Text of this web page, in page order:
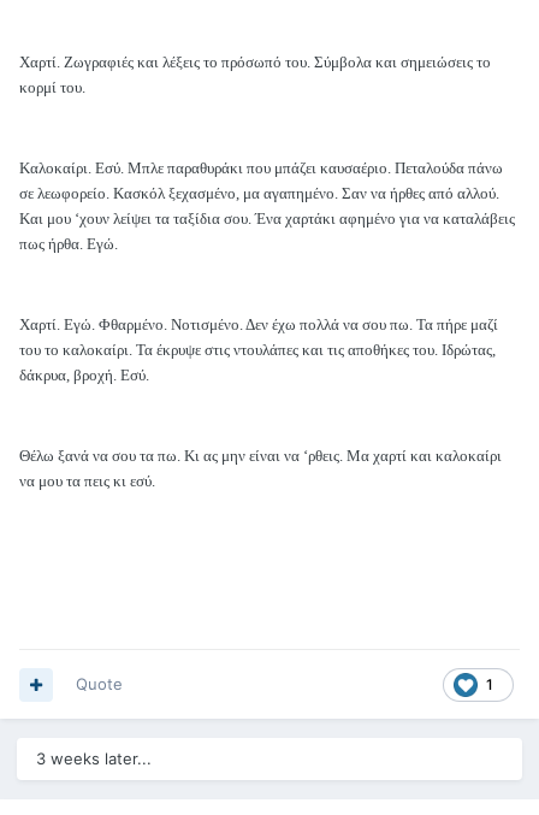
Χαρτί. Ζωγραφιές και λέξεις το πρόσωπό του. Σύμβολα και σημειώσεις το
κορμί του.
Καλοκαίρι. Εσύ. Μπλε παραθυράκι που μπάζει καυσαέριο. Πεταλούδα πάνω
σε λεωφορείο. Κασκόλ ξεχασμένο, μα αγαπημένο. Σαν να ήρθες από αλλού.
Και μου ‘χουν λείψει τα ταξίδια σου. Ένα χαρτάκι αφημένο για να καταλάβεις
πως ήρθα. Εγώ.
Χαρτί. Εγώ. Φθαρμένο. Νοτισμένο. Δεν έχω πολλά να σου πω. Τα πήρε μαζί
του το καλοκαίρι. Τα έκρυψε στις ντουλάπες και τις αποθήκες του. Ιδρώτας,
δάκρυα, βροχή. Εσύ.
Θέλω ξανά να σου τα πω. Κι ας μην είναι να ‘ρθεις. Μα χαρτί και καλοκαίρι
να μου τα πεις κι εσύ.
1
Quote
3 weeks later...